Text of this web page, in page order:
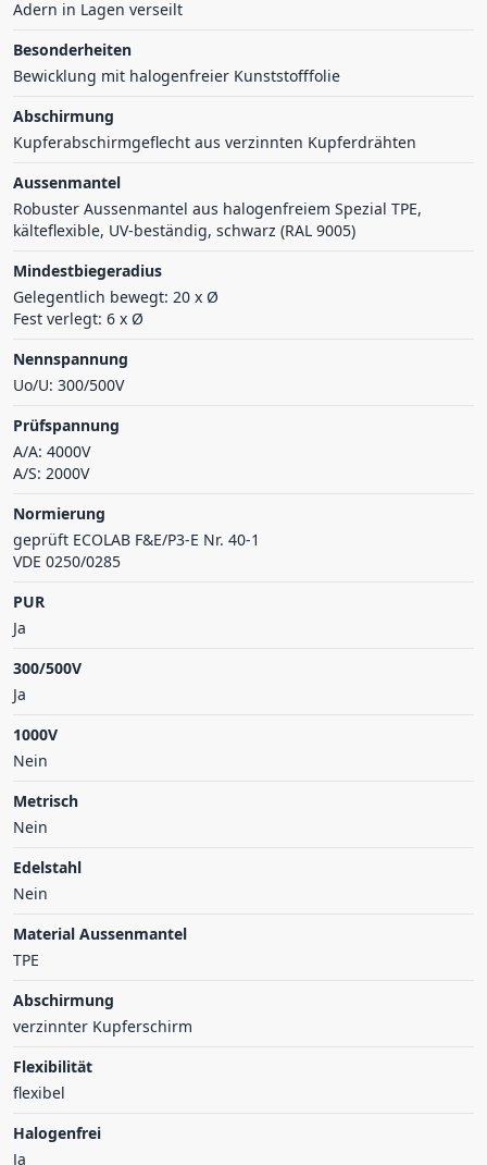
Adern in Lagen verseilt
Besonderheiten
Bewicklung mit halogenfreier Kunststofffolie
Abschirmung
Kupferabschirmgeflecht aus verzinnten Kupferdrähten
Aussenmantel
Robuster Aussenmantel aus halogenfreiem Spezial TPE,
kälteflexible, UV-beständig, schwarz (RAL 9005)
Mindestbiegeradius
Gelegentlich bewegt: 20 x Ø
Fest verlegt: 6 x Ø
Nennspannung
Uo/U: 300/500V
Prüfspannung
A/A: 4000V
A/S: 2000V
Normierung
geprüft ECOLAB F&E/P3-E Nr. 40-1
VDE 0250/0285
PUR
Ja
300/500V
Ja
1000V
Nein
Metrisch
Nein
Edelstahl
Nein
Material Aussenmantel
TPE
Abschirmung
verzinnter Kupferschirm
Flexibilität
flexibel
Halogenfrei
Ja